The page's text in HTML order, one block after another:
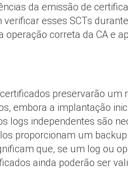
da emissão de
esses SCTs
operação correta da CA e
preservarão um
embora a implantação
logs independentes são
proporcionam um
que, se um log ou
ainda poderão ser